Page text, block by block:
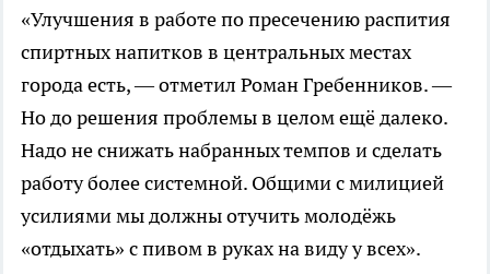
«Улучшения в работе по пресечению распития
спиртных напитков в центральных местах
города есть, — отметил Роман Гребенников. —
Но до решения проблемы в целом ещё далеко.
Надо не снижать набранных темпов и сделать
работу более системной. Общими с милицией
усилиями мы должны отучить молодёжь
«отдыхать» с пивом в руках на виду у всех».